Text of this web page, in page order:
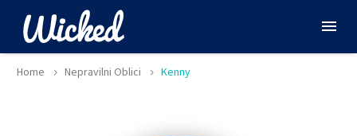
Home Nepravilni Oblici Kenny